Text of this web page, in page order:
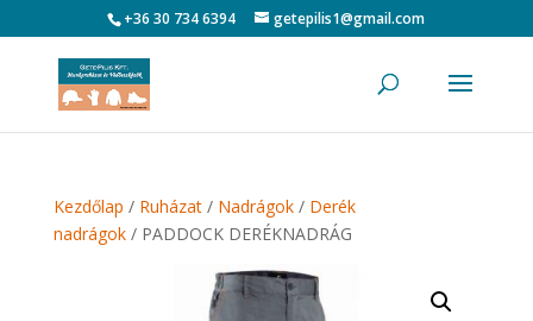
+36 30 734 6394 getepilis1@gmail.com
Kezdőlap / Ruházat/ Nadrágok/ Derék
nadrágok/ PADDOCK DERÉKNADRÁG